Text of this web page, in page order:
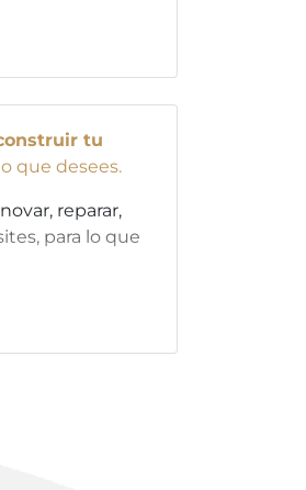
tu
que desees.
reparar,
para lo que